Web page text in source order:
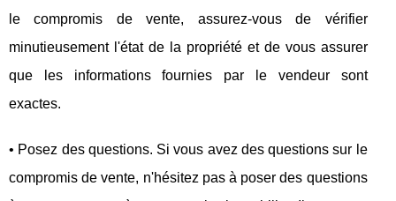
le compromis de vente, assurez-vous de vérifier
minutieusement l'état de la propriété et de vous assurer
que les informations fournies par le vendeur sont
exactes.
• Posez des questions. Si vous avez des questions sur le
compromis de vente, n'hésitez pas à poser des questions